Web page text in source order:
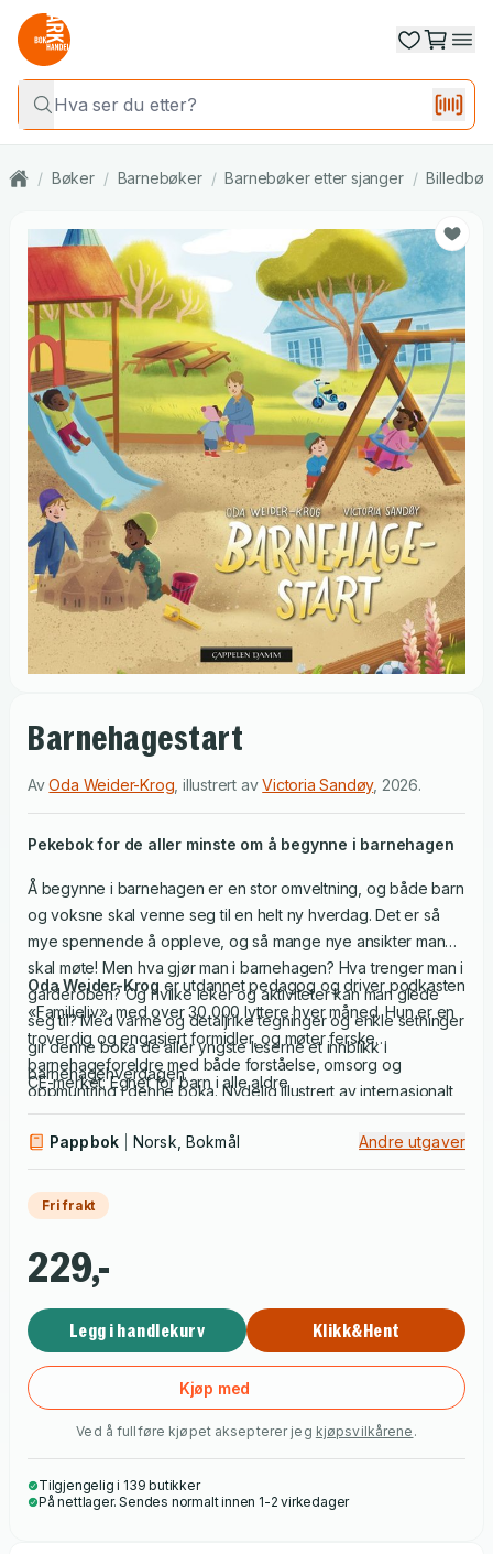
/ Bøker / Barnebøker / Barnebøker etter sjanger /
Barnehagestart
AvOda Weider-Krog ,illustrert avVictoria Sandøy, 2026.
Pekebok for de aller minste om å begynne i barnehagen
Å begynne i barnehagen er en stor omveltning, og både barn
og voksne skal venne seg til en helt ny hverdag. Det er så
mye spennende å oppleve, og så mange nye ansikter man
skal møte! Men hva gjør man i barnehagen? Hva trenger man i
garderoben? Og hvilke leker og aktiviteter kan man glede
seg til? Med varme og detaljrike tegninger og enkle setninger
gir denne boka de aller yngste leserne et innblikk i
barnehagehverdagen.
Oda Weider-Krog er utdannet pedagog og driver podkasten
«Familieliv», med over 30 000 lyttere hver måned. Hun er en
troverdig og engasjert formidler, og møter ferske
barnehageforeldre med både forståelse, omsorg og
oppmuntring i denne boka. Nydelig illustrert av internasjonalt
anerkjenteVictoria Sandøy.
CE-merket: Egnet for barn i alle aldre
Pappbok Norsk, Bokmål Andre utgaver
Fri frakt
229,-
Legg i handlekurv Klikk&Hent
Kjøp med
Ved å fullføre kjøpet aksepterer jeg kjøpsvilkårene .
Tilgjengelig i 139 butikker
På nettlager. Sendes normalt innen 1-2 virkedager